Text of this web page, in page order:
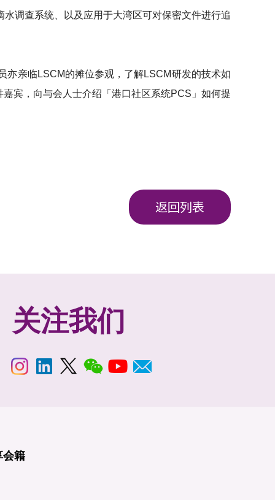
调查系统、以及应用于大湾区可对保密文件进行追
亦亲临LSCM的摊位参观，了解LSCM研发的技术如
宾，向与会人士介绍「港口社区系统PCS」如何提
返回列表
关注我们
会籍